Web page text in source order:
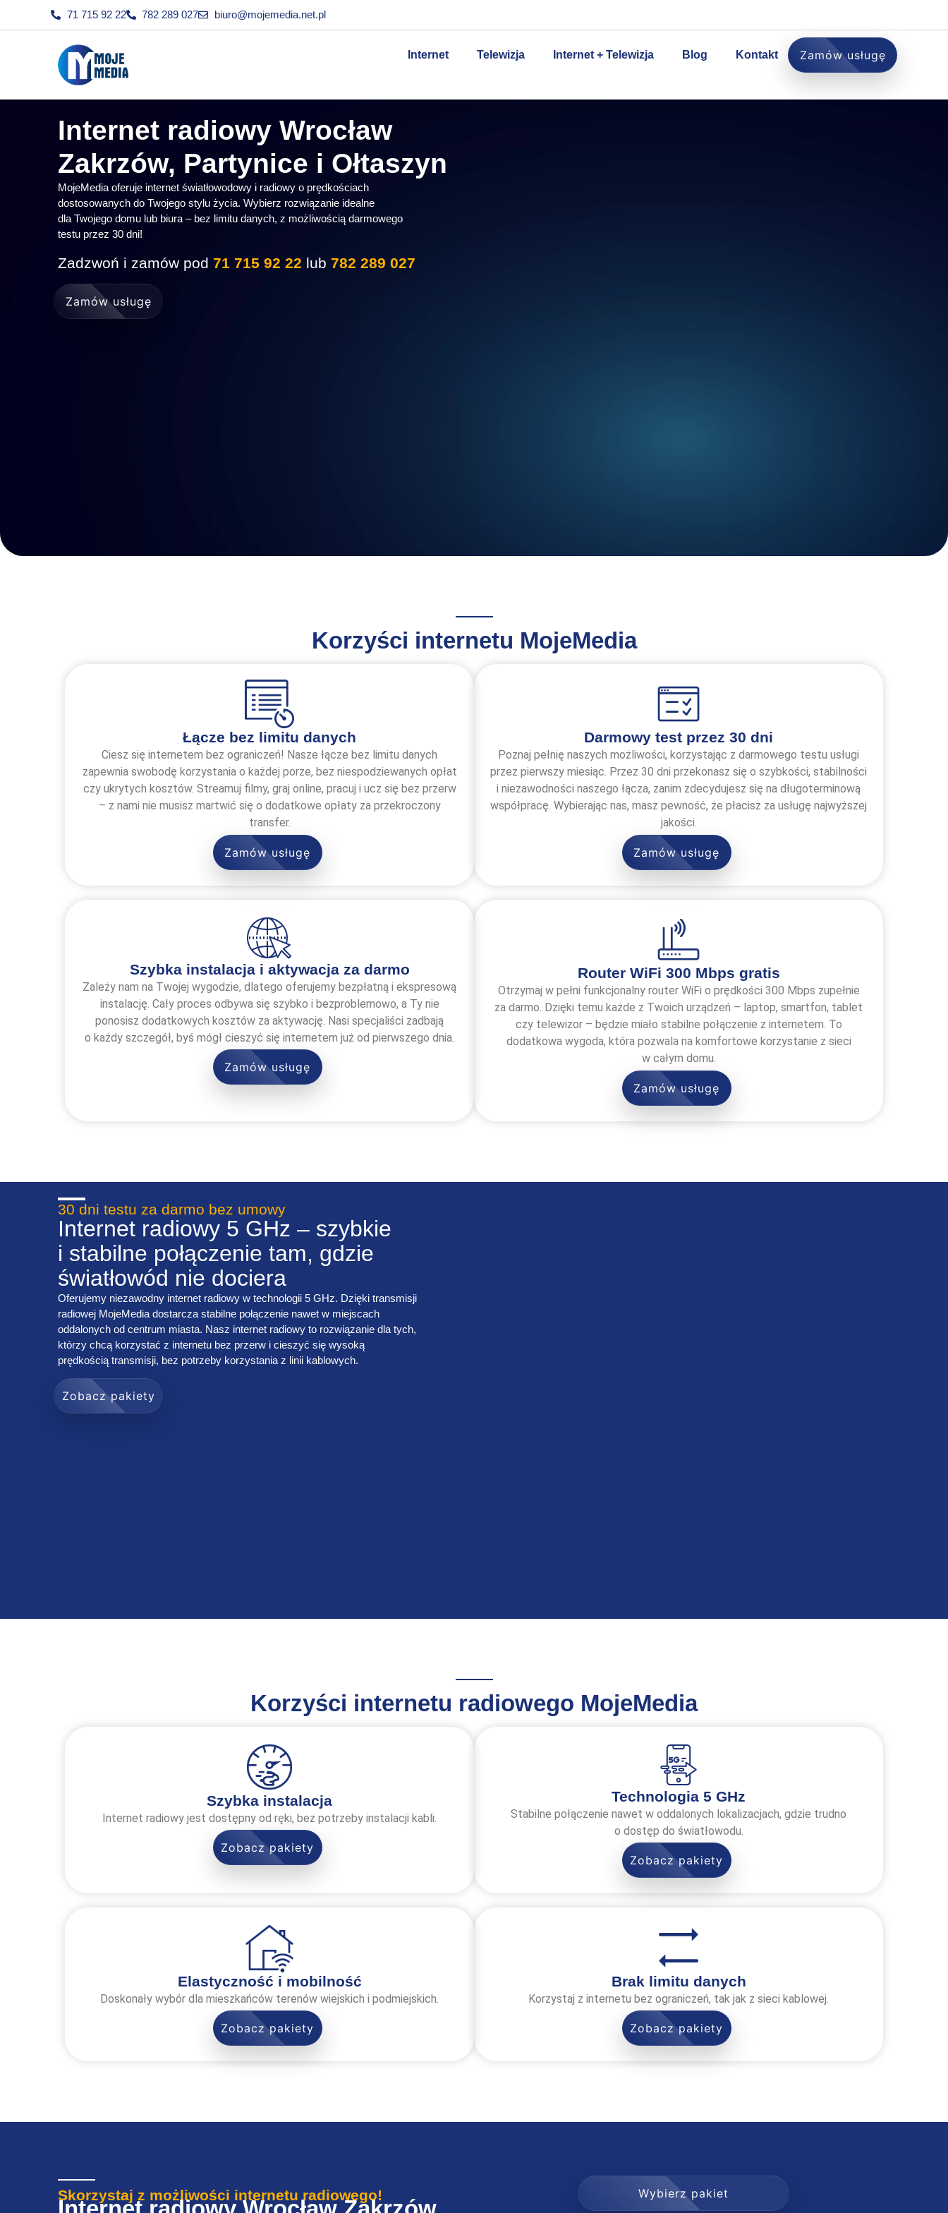
71 715 92 22 782 289 027 biuro@mojemedia.net.pl
Internet Telewizja Internet + Telewizja Blog Kontakt Zamów usługę
Internet radiowy Wrocław
Zakrzów, Partynice i Ołtaszyn
MojeMedia oferuje internet światłowodowy i radiowy o prędkościach
dostosowanych do Twojego stylu życia. Wybierz rozwiązanie idealne
dla Twojego domu lub biura – bez limitu danych, z możliwością darmowego
testu przez 30 dni!
Zadzwoń i zamów pod 71 715 92 22 lub 782 289 027
Zamów usługę
Korzyści internetu MojeMedia
Łącze bez limitu danych
Ciesz się internetem bez ograniczeń! Nasze łącze bez limitu danych
zapewnia swobodę korzystania o każdej porze, bez niespodziewanych opłat
czy ukrytych kosztów. Streamuj filmy, graj online, pracuj i ucz się bez przerw
– z nami nie musisz martwić się o dodatkowe opłaty za przekroczony
transfer.
Zamów usługę
Darmowy test przez 30 dni
Poznaj pełnię naszych możliwości, korzystając z darmowego testu usługi
przez pierwszy miesiąc. Przez 30 dni przekonasz się o szybkości, stabilności
i niezawodności naszego łącza, zanim zdecydujesz się na długoterminową
współpracę. Wybierając nas, masz pewność, że płacisz za usługę najwyższej
jakości.
Zamów usługę
Szybka instalacja i aktywacja za darmo
Zależy nam na Twojej wygodzie, dlatego oferujemy bezpłatną i ekspresową
instalację. Cały proces odbywa się szybko i bezproblemowo, a Ty nie
ponosisz dodatkowych kosztów za aktywację. Nasi specjaliści zadbają
o każdy szczegół, byś mógł cieszyć się internetem już od pierwszego dnia.
Zamów usługę
Router WiFi 300 Mbps gratis
Otrzymaj w pełni funkcjonalny router WiFi o prędkości 300 Mbps zupełnie
za darmo. Dzięki temu każde z Twoich urządzeń – laptop, smartfon, tablet
czy telewizor – będzie miało stabilne połączenie z internetem. To
dodatkowa wygoda, która pozwala na komfortowe korzystanie z sieci
w całym domu.
Zamów usługę
30 dni testu za darmo bez umowy
Internet radiowy 5 GHz – szybkie
i stabilne połączenie tam, gdzie
światłowód nie dociera
Oferujemy niezawodny internet radiowy w technologii 5 GHz. Dzięki transmisji
radiowej MojeMedia dostarcza stabilne połączenie nawet w miejscach
oddalonych od centrum miasta. Nasz internet radiowy to rozwiązanie dla tych,
którzy chcą korzystać z internetu bez przerw i cieszyć się wysoką
prędkością transmisji, bez potrzeby korzystania z linii kablowych.
Zobacz pakiety
Korzyści internetu radiowego MojeMedia
Szybka instalacja
Internet radiowy jest dostępny od ręki, bez potrzeby instalacji kabli.
Zobacz pakiety
Technologia 5 GHz
Stabilne połączenie nawet w oddalonych lokalizacjach, gdzie trudno
o dostęp do światłowodu.
Zobacz pakiety
Elastyczność i mobilność
Doskonały wybór dla mieszkańców terenów wiejskich i podmiejskich.
Zobacz pakiety
Brak limitu danych
Korzystaj z internetu bez ograniczeń, tak jak z sieci kablowej.
Zobacz pakiety
Skorzystaj z możliwości internetu radiowego! Wybierz pakiet